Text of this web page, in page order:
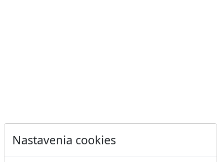
Nastavenia cookies